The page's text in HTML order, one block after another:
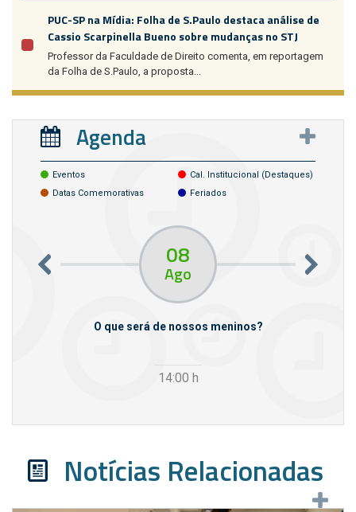
PUC-SP na Mídia: Folha de S.Paulo destaca análise de
Cassio Scarpinella Bueno sobre mudanças no STJ
Professor da Faculdade de Direito comenta, em reportagem
da Folha de S.Paulo, a proposta...
Agenda
Eventos
Cal. Institucional (destaques)
Datas Comemorativas
Feriados
08
Ago
O que será de nossos meninos?
14:00 h
Notícias Relacionadas